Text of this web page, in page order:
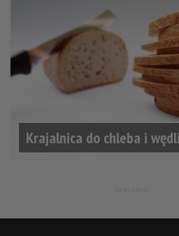
Krajalnica do chleba i